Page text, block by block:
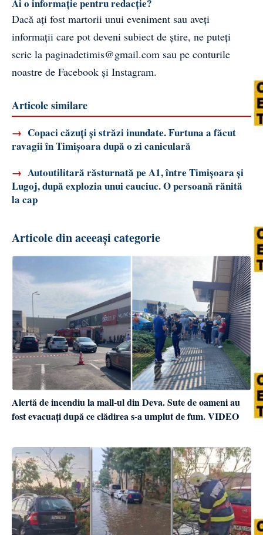
Ai o informație pentru redacție?
Dacă ați fost martorii unui eveniment sau aveți
informații care pot deveni subiect de știre, ne puteți
scrie la paginadetimis@gmail.com sau pe conturile
noastre de Facebook și Instagram.
Articole similare
→ Copaci căzuți și străzi inundate. Furtuna a făcut
ravagii în Timișoara după o zi caniculară
→ Autoutilitară răsturnată pe A1, între Timișoara și
Lugoj, după explozia unui cauciuc. O persoană rănită
la cap
Articole din aceeași categorie
Alertă de incendiu la mall-ul din Deva. Sute de oameni au
fost evacuați după ce clădirea s-a umplut de fum. VIDEO